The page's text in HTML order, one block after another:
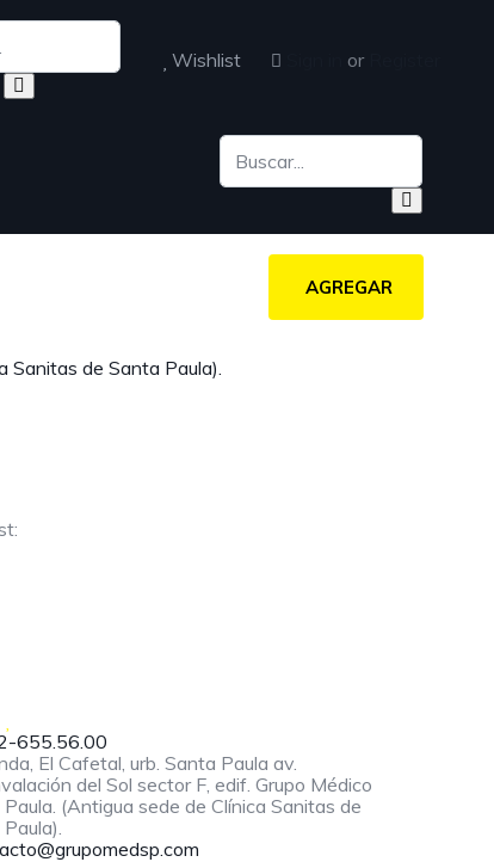
Wishlist or
AGREGAR
Sanitas de Santa Paula).
655.56.00
El Cafetal, urb. Santa Paula av.
del Sol sector F, edif. Grupo Médico
(Antigua sede de Clínica Sanitas de